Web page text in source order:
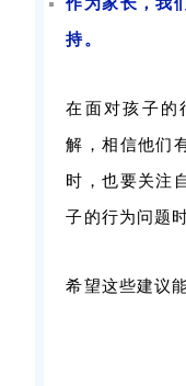
持。
在面对孩子的
解，相信他们
时，也要关注
子的行为问题
希望这些建议